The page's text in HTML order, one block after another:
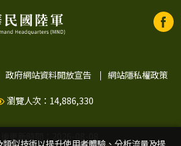
中
華
陸
軍
政府網站資料開放宣告 網站隱私權政策
瀏覽人次：14,886,330
似技術以提升使用者體驗、分析流量及提